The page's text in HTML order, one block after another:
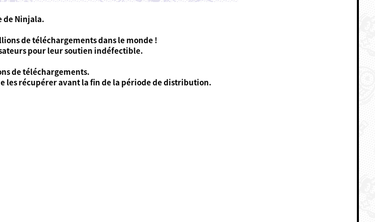
de Ninjala.
de téléchargements dans le monde !
pour leur soutien indéfectible.
de téléchargements.
les récupérer avant la fin de la période de distribution.